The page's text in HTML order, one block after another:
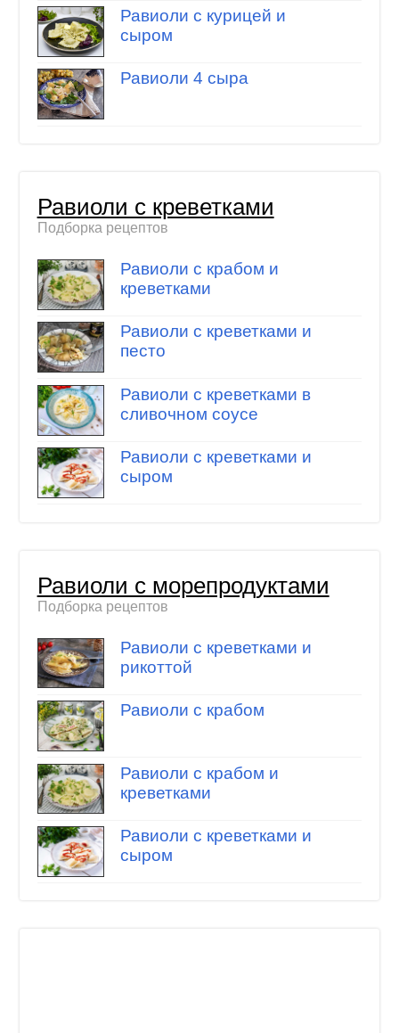
Равиоли с курицей и
сыром
Равиоли 4 сыра
Равиоли с креветками
Подборка рецептов
Равиоли с крабом и
креветками
Равиоли с креветками и
песто
Равиоли с креветками в
сливочном соусе
Равиоли с креветками и
сыром
Равиоли с морепродуктами
Подборка рецептов
Равиоли с креветками и
рикоттой
Равиоли с крабом
Равиоли с крабом и
креветками
Равиоли с креветками и
сыром